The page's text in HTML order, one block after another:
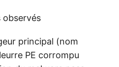
observés
principal (nom
PE corrompu